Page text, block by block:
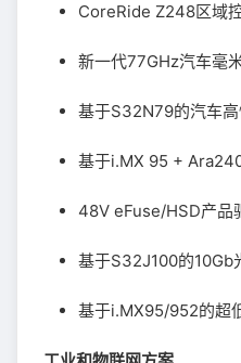
CoreRide Z248区域
新一代77GHz汽车毫
基于S32N79的汽车
基于i.MX 95 +
48V eFuse/HSD产品
基于S32J100的10Gb
基于i.MX95/952的超